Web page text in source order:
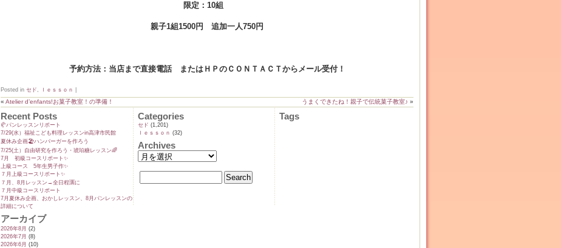
限定：10組
親子1組1500円 追加一人750円
予約方法：当店まで直接電話 またはＨＰのＣＯＮＴＡＣＴからメール受付！
Posted in セド, ｌｅｓｓｏｎ
« Atelier d’enfants!お菓子教室！の準備！ うまくできたね！親子で伝統菓子教室♪ »
Recent Posts
🥐パンレッスンリポート
7/29(水）福祉こども料理レッスンin高津市民館
夏休み企画🏖️ハンバーガーを作ろう
7/25(土）自由研究を作ろう・琥珀糖レッスン🌈
7月 初級コースリポート✨️
上級コース 5年生男子作✨️
７月上級コースリポート✨️
７月、8月レッスン→全日程🈵に
７月中級コースリポート
7月夏休み企画、おかしレッスン、8月パンレッスンの
詳細について
アーカイブ
2026年8月 (2)
2026年7月 (8)
2026年6月 (10)
Categories
セド (1,201)
ｌｅｓｓｏｎ (32)
Archives
Tags